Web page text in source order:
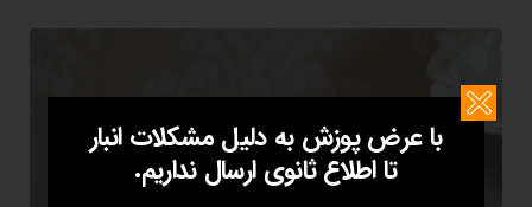
با عرض پوزش به دلیل مشکلات انبار
تا اطلاع ثانوی ارسال نداریم.